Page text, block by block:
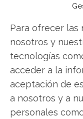
Para ofrecer las
nosotros y
tecnologías
acceder a la
aceptación de
a nosotros y a
personales
actual del 1 de
qué hacer.
Fiserv:
Fiserv